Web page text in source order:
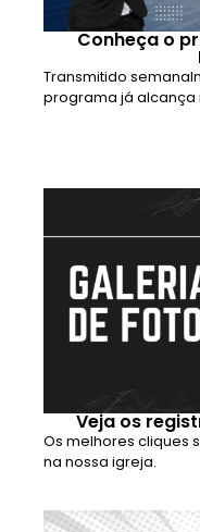
Conheça o
Transmitido
programa já alcança
Veja os
Os melhores cliques
na nossa igreja.